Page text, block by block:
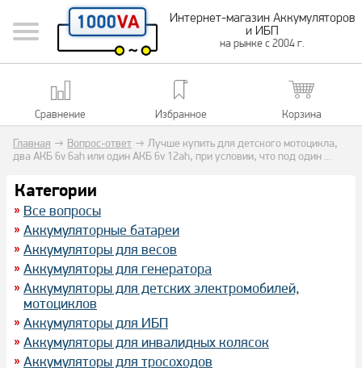
Интернет-магазин Аккумуляторов
и ИБП
на рынке с 2004 г.
Сравнение Избранное Корзина
Главная → Вопрос-ответ → Лучше купить для детского мотоцикла,
два АКБ 6v 6ah или один АКБ 6v 12ah, при условии, что под один ...
Категории
Все вопросы
Аккумуляторные батареи
Аккумуляторы для весов
Аккумуляторы для генератора
Аккумуляторы для детских электромобилей,
мотоциклов
Аккумуляторы для ИБП
Аккумуляторы для инвалидных колясок
Аккумуляторы для тросоходов